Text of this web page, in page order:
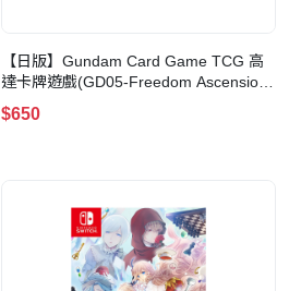
【日版】Gundam Card Game TCG 高
達卡牌遊戲(GD05-Freedom Ascension-
補充包-1盒)
$650